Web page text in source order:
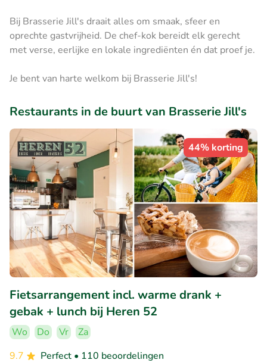
Bij Brasserie Jill's draait alles om smaak, sfeer en
oprechte gastvrijheid. De chef-kok bereidt elk gerecht
met verse, eerlijke en lokale ingrediënten én dat proef je.
Je bent van harte welkom bij Brasserie Jill's!
Restaurants in de buurt van Brasserie Jill's
44% korting
Fietsarrangement incl. warme drank +
gebak + lunch bij Heren 52
Wo Do Vr
Za
9.7
Perfect • 110 beoordelingen